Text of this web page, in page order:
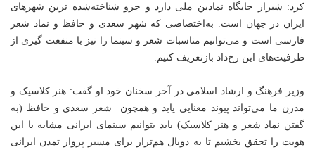
کرد: شیراز جایگاه نمادین‌ ملی دارد و جزو شناخته‌شده ترین شهرهای
ایران در جهان است. به‌اختصاصی که شهر سعدی و حافظ و نماد شعر
فارسی است و می‌توانیم مناسبات شعر و ‌سینما را نیز با منفعت گیری از
ظرفیت‌های این رخ‌داد بازتعریف کنیم.
وزیر فرهنگ و ارشاد اسلامی در آخر سخنان خود او گفت: هنر کلاسیک و
مدرن ما می‌تواند پیوند معنایی یابد و همچون شعر سعدی و حافظ (به
گفتن نماد شعر و هنر کلاسیک) باید بتوانیم سینمای ایرانی مشابه با این
‌هویت را تحقق بخشیم تا به دوبال هم‌تراز برای مسیر پرواز تمدن ایرانی